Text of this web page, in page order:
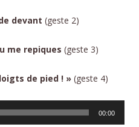
devant (geste 2)
me repiques (geste 3)
de pied ! » (geste 4)
00:00